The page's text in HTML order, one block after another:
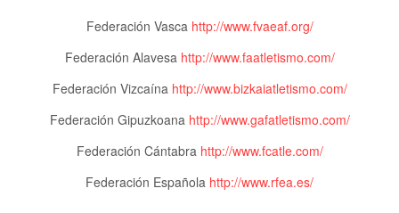
Federación Vasca http://www.fvaeaf.org/
Federación Alavesa http://www.faatletismo.com/
Federación Vizcaína http://www.bizkaiatletismo.com/
Federación Gipuzkoana http://www.gafatletismo.com/
Federación Cántabra http://www.fcatle.com/
Federación Española http://www.rfea.es/